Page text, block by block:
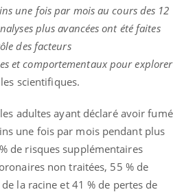
une fois par mois au cours des 12
plus avancées ont été faites
des facteurs
et comportementaux pour explorer
scientifiques.
adultes ayant déclaré avoir fumé
une fois par mois pendant plus
de risques supplémentaires
non traitées, 55 % de
la racine et 41 % de pertes de